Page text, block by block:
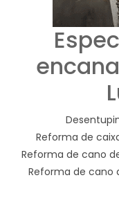
Reforma de
Reforma de cano
Reforma de cano